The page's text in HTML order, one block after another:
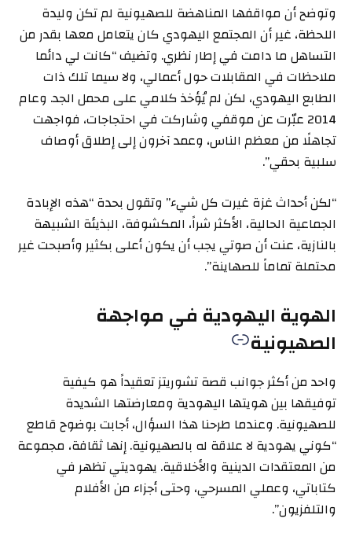
وتوضح أن مواقفها المناهضة للصهيونية لم تكن وليدة
اللحظة، غير أن المجتمع اليهودي كان يتعامل معها بقدر من
التساهل ما دامت في إطار نظري. وتضيف “كانت لي دائما
ملاحظات في المقابلات حول أعمالي، ولا سيما تلك ذات
الطابع اليهودي، لكن لم يُؤخذ كلامي على محمل الجد. وعام
2014 عبّرت عن موقفي وشاركت في احتجاجات، فواجهت
تجاهلًا من معظم الناس، وعمد آخرون إلى إطلاق أوصاف
سلبية بحقي”.
“لكن أحداث غزة غيرت كل شيء” وتقول بحدة “هذه الإبادة
الجماعية الحالية، الأكثر شراً، المكشوفة، البذيئة الشبيهة
بالنازية، عنت أن صوتي يجب أن يكون أعلى بكثير وأصبحت غير
محتملة تماماً للصهاينة”.
الهوية اليهودية في مواجهة
الصهيونية
واحد من أكثر جوانب قصة تشوريتز تعقيداً هو كيفية
توفيقها بين هويتها اليهودية ومعارضتها الشديدة
للصهيونية. وعندما طرحنا هذا السؤال، أجابت بوضوح قاطع
“كوني يهودية لا علاقة له بالصهيونية. إنها ثقافة، مجموعة
من المعتقدات الدينية والأخلاقية. يهوديتي تظهر في
كتاباتي، وعملي المسرحي، وحتى أجزاء من الأفلام
والتلفزيون”.